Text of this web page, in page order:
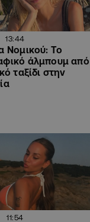
13:44
Νομικού: Το
άλμπουμ από
ταξίδι στην
11:54